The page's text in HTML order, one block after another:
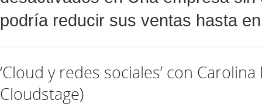
podría reducir sus ventas hasta
‘Cloud y redes sociales’ con Carolina
Cloudstage)